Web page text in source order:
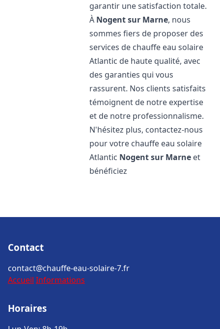
garantir une satisfaction totale.
À Nogent sur Marne, nous
sommes fiers de proposer des
services de chauffe eau solaire
Atlantic de haute qualité, avec
des garanties qui vous
rassurent. Nos clients satisfaits
témoignent de notre expertise
et de notre professionnalisme.
N'hésitez plus, contactez-nous
pour votre chauffe eau solaire
Atlantic Nogent sur Marne et
bénéficiez
Contact
contact@chauffe-eau-solaire-7.fr
Accueil Informations
Horaires